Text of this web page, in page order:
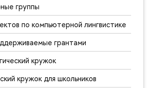
группы
по компьютерной лингвистике
грантами
кружок
кружок для школьников